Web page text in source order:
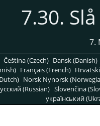
7.30.
7.
Čeština (Czech) Dansk (Danish)
Français (French)
Norsk Nynorsk
(Russian) Slovenčina
український